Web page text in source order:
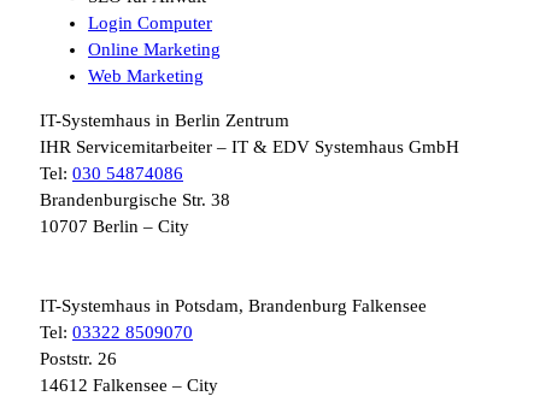
Login Computer
Online Marketing
Web Marketing
IT-Systemhaus in Berlin Zentrum
IHR Servicemitarbeiter – IT & EDV Systemhaus GmbH
Tel: 030 54874086
Brandenburgische Str. 38
10707 Berlin – City
IT-Systemhaus in Potsdam, Brandenburg Falkensee
Tel: 03322 8509070
Poststr. 26
14612 Falkensee – City